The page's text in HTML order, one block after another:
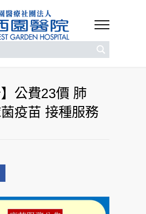
】公費23價 肺
疫苗 接種服務